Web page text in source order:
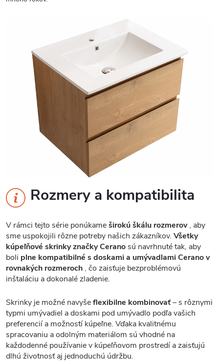
Rozmery a kompatibilita
V rámci tejto série ponúkameširokú škálu rozmerov, aby
sme uspokojili rôzne potreby našich zákazníkov. Všetky
kúpeľňové skrinky značky Cerano sú navrhnuté tak, aby
boli plne kompatibilné s doskami a umývadlami Cerano v
rovnakých rozmeroch , čo zaisťuje bezproblémovú
inštaláciu a dokonalé zladenie.
Skrinky je možné navyšeflexibilne kombinovať– s rôznymi
typmi umývadiel a doskami pod umývadlo podľa vašich
preferencií a možností kúpeľne. Vďaka kvalitnému
spracovaniu a odolným materiálom sú vhodné na
každodenné používanie v kúpeľňovom prostredí a zaisťujú
dlhú životnosť aj jednoduchú údržbu.